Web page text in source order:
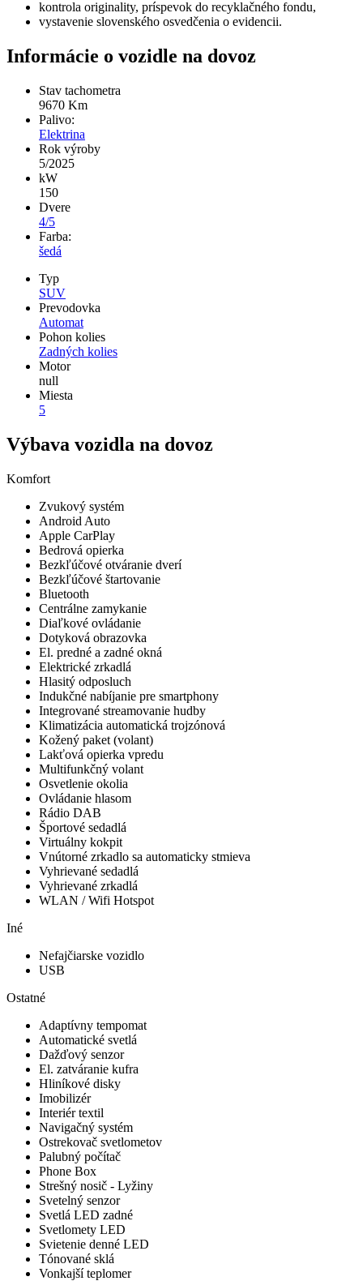
kontrola originality, príspevok do recyklačného fondu,
vystavenie slovenského osvedčenia o evidencii.
Informácie o vozidle na dovoz
Stav tachometra
9670 Km
Palivo:
Elektrina
Rok výroby
5/2025
kW
150
Dvere
4/5
Farba:
šedá
Typ
SUV
Prevodovka
Automat
Pohon kolies
Zadných kolies
Motor
null
Miesta
5
Výbava vozidla na dovoz
Komfort
Zvukový systém
Android Auto
Apple CarPlay
Bedrová opierka
Bezkľúčové otváranie dverí
Bezkľúčové štartovanie
Bluetooth
Centrálne zamykanie
Diaľkové ovládanie
Dotyková obrazovka
El. predné a zadné okná
Elektrické zrkadlá
Hlasitý odposluch
Indukčné nabíjanie pre smartphony
Integrované streamovanie hudby
Klimatizácia automatická trojzónová
Kožený paket (volant)
Lakťová opierka vpredu
Multifunkčný volant
Osvetlenie okolia
Ovládanie hlasom
Rádio DAB
Športové sedadlá
Virtuálny kokpit
Vnútorné zrkadlo sa automaticky stmieva
Vyhrievané sedadlá
Vyhrievané zrkadlá
WLAN / Wifi Hotspot
Iné
Nefajčiarske vozidlo
USB
Ostatné
Adaptívny tempomat
Automatické svetlá
Dažďový senzor
El. zatváranie kufra
Hliníkové disky
Imobilizér
Interiér textil
Navigačný systém
Ostrekovač svetlometov
Palubný počítač
Phone Box
Strešný nosič - Lyžiny
Svetelný senzor
Svetlá LED zadné
Svetlomety LED
Svietenie denné LED
Tónované sklá
Vonkajší teplomer